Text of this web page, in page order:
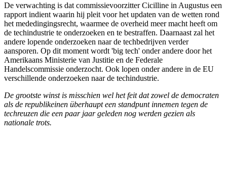
De verwachting is dat commissievoorzitter Cicilline in Augustus een
rapport indient waarin hij pleit voor het updaten van de wetten rond
het mededingingsrecht, waarmee de overheid meer macht heeft om
de techindustrie te onderzoeken en te bestraffen. Daarnaast zal het
andere lopende onderzoeken naar de techbedrijven verder
aansporen. Op dit moment wordt 'big tech' onder andere door het
Amerikaans Ministerie van Justitie en de Federale
Handelscommissie onderzocht. Ook lopen onder andere in de EU
verschillende onderzoeken naar de techindustrie.
De grootste winst is misschien wel het feit dat zowel de democraten
als de republikeinen überhaupt een standpunt innemen tegen de
techreuzen die een paar jaar geleden nog werden gezien als
nationale trots.